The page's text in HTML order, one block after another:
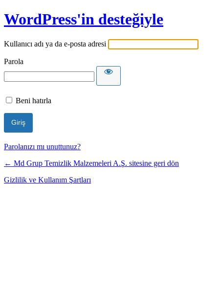
WordPress'in desteğiyle
Kullanıcı adı ya da e-posta adresi
Parola
Beni hatırla
Parolanızı mı unuttunuz?
← Md Grup Temizlik Malzemeleri A.Ş. sitesine geri dön
Gizlilik ve Kullanım Şartları